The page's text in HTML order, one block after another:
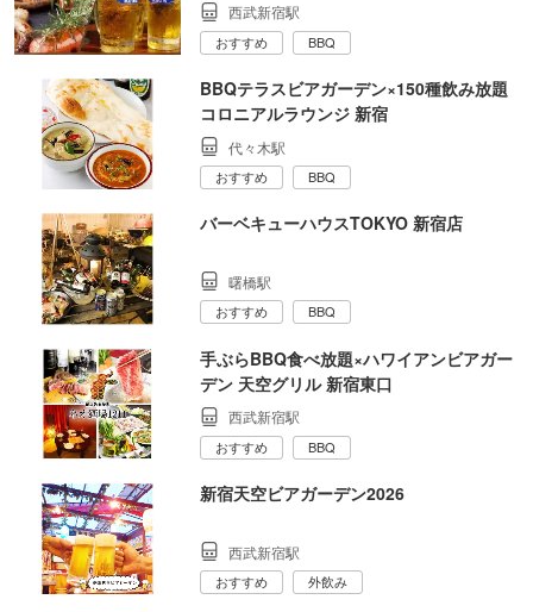
西武新宿駅
おすすめ BBQ
BBQテラスビアガーデン×150種飲み放題
コロニアルラウンジ 新宿
代々木駅
おすすめ BBQ
バーベキューハウスTOKYO 新宿店
曙橋駅
おすすめ BBQ
手ぶらBBQ食べ放題×ハワイアンビアガー
デン 天空グリル 新宿東口
西武新宿駅
おすすめ BBQ
新宿天空ビアガーデン2026
西武新宿駅
おすすめ 外飲み